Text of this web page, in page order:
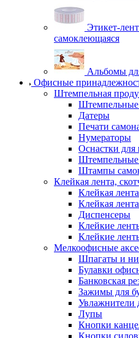
Этикет-
самоклеющаяся
Альбомы
Офисные
Штемпельная
Штемпельные
Датеры
Печати
Нумераторы
Оснастки для
Штампы
Клейкая лента,
Клейкая
Клейкая
Диспенсеры
Клейкие
Клейкие
Мелкоофисные
Шпагаты и
Булавки
Банковская
Зажимы для
Увлажнители
Лупы
Кнопки
Кнопки